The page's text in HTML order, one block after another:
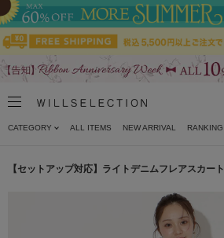
CATEGORY ALL ITEMS NEW ARRIVAL RANKING
【セットアップ対応】ライトデニムフレアスカート